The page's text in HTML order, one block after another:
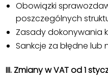
Obowiązki
poszczególnych
Zasady dokonywania
Sankcje za błędne lub
III. Zmiany w VAT od 1